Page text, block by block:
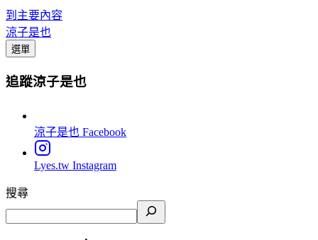
到主要內容
涼子是也
選單
追蹤涼子是也
涼子是也 Facebook
Lyes.tw Instagram
搜尋